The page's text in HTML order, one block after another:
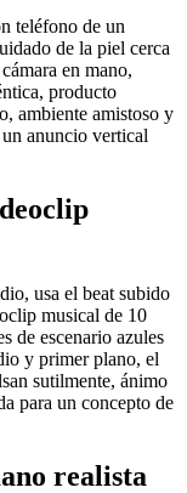
teléfono de un
de la piel cerca
en mano,
producto
ambiente amistoso y
anuncio vertical
usa el beat subido
musical de 10
de escenario azules
y primer plano, el
sutilmente, ánimo
para un concepto de
realista